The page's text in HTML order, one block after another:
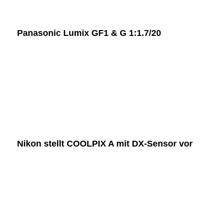
Panasonic Lumix GF1 & G 1:1.7/20
Nikon stellt COOLPIX A mit DX-Sensor vor